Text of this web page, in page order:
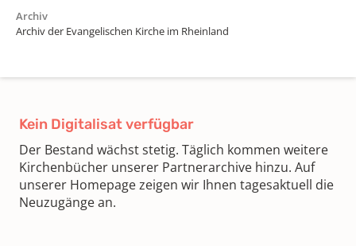
Archiv
Archiv der Evangelischen Kirche im Rheinland
Kein Digitalisat verfügbar
Der Bestand wächst stetig. Täglich kommen weitere
Kirchenbücher unserer Partnerarchive hinzu. Auf
unserer Homepage zeigen wir Ihnen tagesaktuell die
Neuzugänge an.